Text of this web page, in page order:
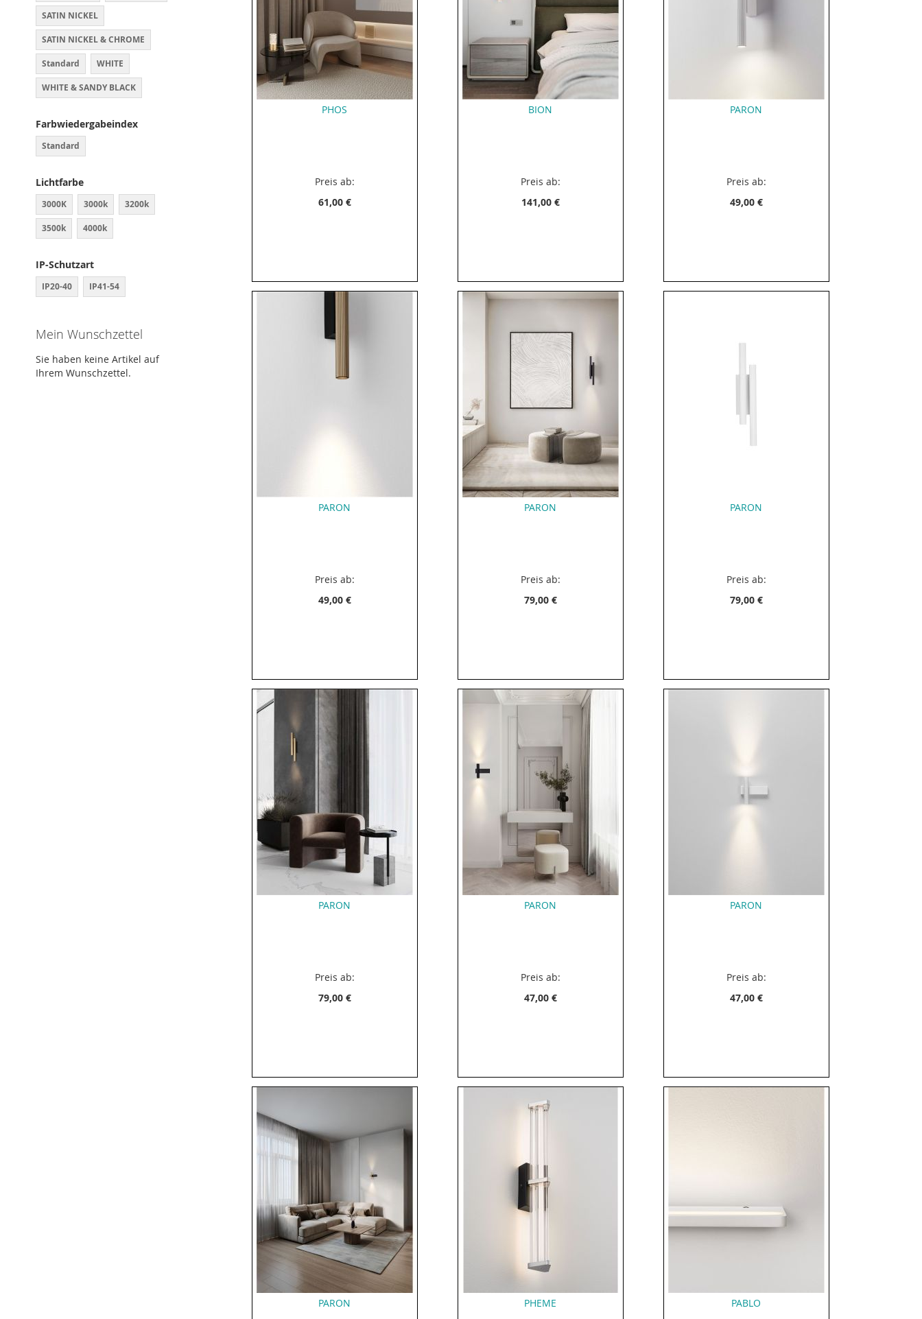
PHOS
Preis ab:
61,00 €
BION
Preis ab:
141,00 €
PARON
Preis ab:
49,00 €
PARON
Preis ab:
49,00 €
PARON
Preis ab:
79,00 €
PARON
Preis ab:
79,00 €
PARON
Preis ab:
79,00 €
PARON
Preis ab:
47,00 €
PARON
Preis ab:
47,00 €
PARON PHEME PABLO
SATIN NICKEL
SATIN NICKEL & CHROME
Standard WHITE
WHITE & SANDY BLACK
Farbwiedergabeindex
Standard
Lichtfarbe
3000K 3000k 3200k
3500k 4000k
IP-Schutzart
IP20-40 IP41-54
Mein Wunschzettel
Sie haben keine Artikel auf
Ihrem Wunschzettel.